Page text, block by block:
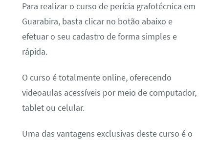
Para realizar o curso de perícia grafotécnica em
Guarabira, basta clicar no botão abaixo e
efetuar o seu cadastro de forma simples e
rápida.
O curso é totalmente online, oferecendo
videoaulas acessíveis por meio de computador,
tablet ou celular.
Uma das vantagens exclusivas deste curso é o